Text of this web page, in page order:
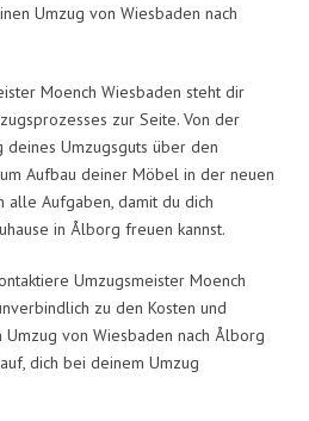
Umzug von Wiesbaden nach
Moench Wiesbaden steht dir
zur Seite. Von der
Umzugsguts über den
Aufbau deiner Möbel in der neuen
alle Aufgaben, damit du dich
in Ålborg freuen kannst.
Umzugsmeister Moench
zu den Kosten und
von Wiesbaden nach Ålborg
dich bei deinem Umzug